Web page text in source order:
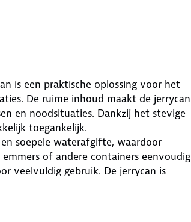
is een praktische oplossing voor het
De ruime inhoud maakt de jerrycan
en noodsituaties. Dankzij het stevige
toegankelijk.
soepele waterafgifte, waardoor
of andere containers eenvoudig
veelvuldig gebruik. De jerrycan is